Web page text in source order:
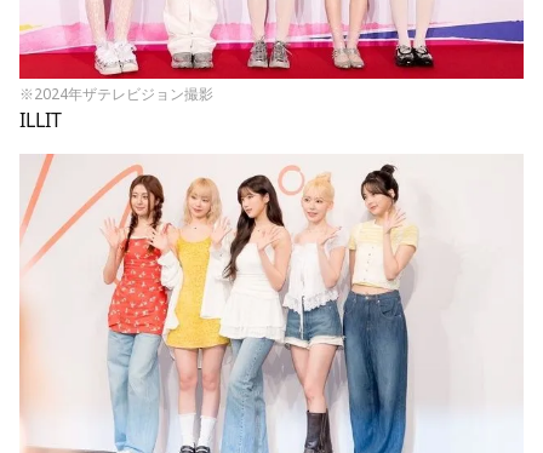
※2024年ザテレビジョン撮影
ILLIT